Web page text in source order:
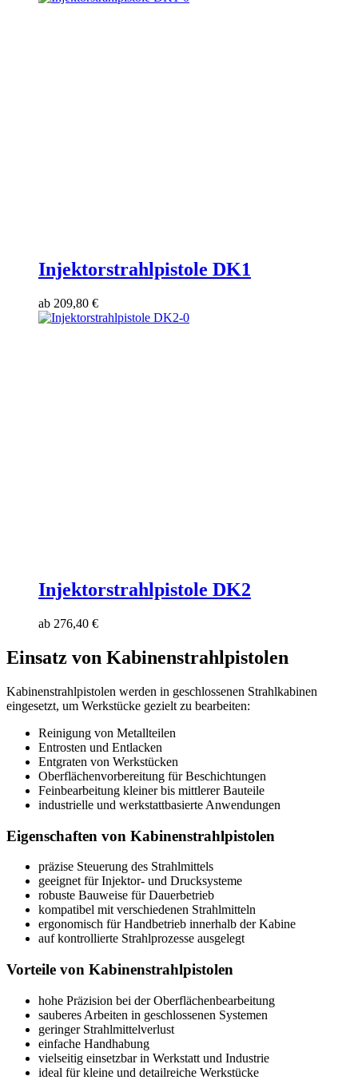
Injektorstrahlpistole DK1
ab 209,80 €
Injektorstrahlpistole DK2
ab 276,40 €
Einsatz von Kabinenstrahlpistolen
Kabinenstrahlpistolen werden in geschlossenen Strahlkabinen
eingesetzt, um Werkstücke gezielt zu bearbeiten:
Reinigung von Metallteilen
Entrosten und Entlacken
Entgraten von Werkstücken
Oberflächenvorbereitung für Beschichtungen
Feinbearbeitung kleiner bis mittlerer Bauteile
industrielle und werkstattbasierte Anwendungen
Eigenschaften von Kabinenstrahlpistolen
präzise Steuerung des Strahlmittels
geeignet für Injektor- und Drucksysteme
robuste Bauweise für Dauerbetrieb
kompatibel mit verschiedenen Strahlmitteln
ergonomisch für Handbetrieb innerhalb der Kabine
auf kontrollierte Strahlprozesse ausgelegt
Vorteile von Kabinenstrahlpistolen
hohe Präzision bei der Oberflächenbearbeitung
sauberes Arbeiten in geschlossenen Systemen
geringer Strahlmittelverlust
einfache Handhabung
vielseitig einsetzbar in Werkstatt und Industrie
ideal für kleine und detailreiche Werkstücke